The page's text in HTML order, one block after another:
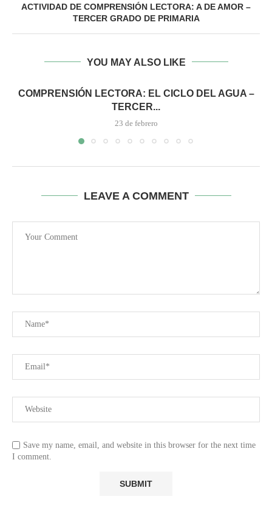
ACTIVIDAD DE COMPRENSIÓN LECTORA: A DE AMOR –
TERCER GRADO DE PRIMARIA
YOU MAY ALSO LIKE
COMPRENSIÓN LECTORA: EL CICLO DEL AGUA –
TERCER...
23 de febrero
LEAVE A COMMENT
Save my name, email, and website in this browser for the next time
I comment.